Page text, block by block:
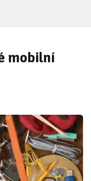
mobilní